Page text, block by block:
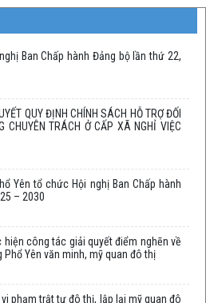
Ban Chấp hành Đảng bộ lần thứ 22,
QUY ĐỊNH CHÍNH SÁCH HỖ TRỢ ĐỐI
CHUYÊN TRÁCH Ở CẤP XÃ NGHỈ VIỆC
Yên tổ chức Hội nghị Ban Chấp hành
– 2030
hiện công tác giải quyết điểm nghẽn về
Yên văn minh, mỹ quan đô thị
phạm trật tự đô thị, lập lại mỹ quan đô